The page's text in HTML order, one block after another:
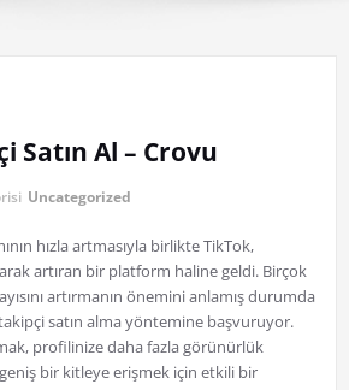
Satın Al – Crovu
Uncategorized
hızla artmasıyla birlikte TikTok,
artıran bir platform haline geldi. Birçok
artırmanın önemini anlamış durumda
satın alma yöntemine başvuruyor.
profilinize daha fazla görünürlük
bir kitleye erişmek için etkili bir